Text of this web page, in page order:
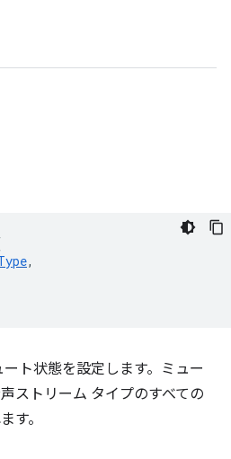
,
ト状態を設定します。ミュー
ストリーム タイプのすべての
す。